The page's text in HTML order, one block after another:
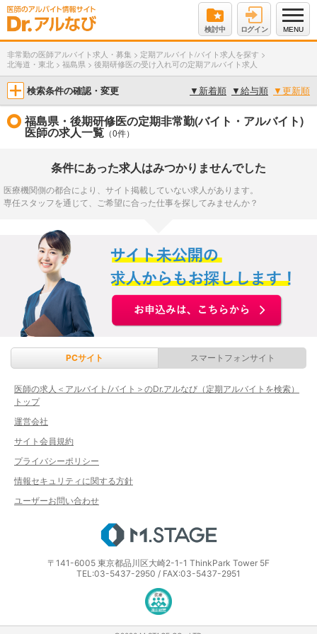
検討中 ログイン MENU
非常勤の医師アルバイト求人・募集 > 定期アルバイト/バイト求人を探す >
北海道・東北 > 福島県 > 後期研修医の受け入れ可の定期アルバイト求人
検索条件の確認・変更 ▼ 新着順 ▼給与順 ▼更新順
福島県・後期研修医の定期非常勤(バイト・アルバイト)
医師の求人一覧 （0件）
条件にあった求人はみつかりませんでした
医療機関側の都合により、サイト掲載していない求人があります。
専任スタッフを通じて、ご希望に合った仕事を探してみませんか？
PCサイト スマートフォンサイト
医師の求人＜アルバイト/バイト＞のDr.アルなび（定期アルバイトを検索）
トップ
運営会社
サイト会員規約
プライバシーポリシー
情報セキュリティに関する方針
ユーザーお問い合わせ
〒141-6005 東京都品川区大崎2-1-1 ThinkPark Tower 5F
TEL:03-5437-2950 / FAX:03-5437-2951